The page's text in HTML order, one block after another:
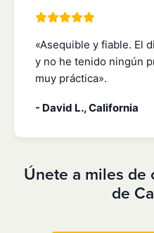
«Asequible y fiable. El
y no he tenido ningún
muy práctica».
- David L., California
Únete a miles de
de